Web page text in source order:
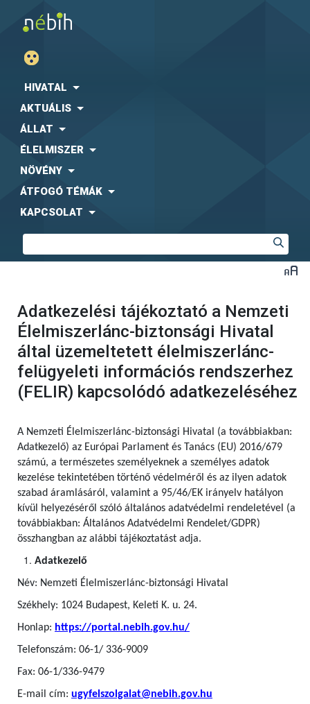
HIVATAL
AKTUÁLIS
ÁLLAT
ÉLELMISZER
NÖVÉNY
ÁTFOGÓ TÉMÁK
KAPCSOLAT
Adatkezelési tájékoztató a Nemzeti
Élelmiszerlánc-biztonsági Hivatal
által üzemeltetett élelmiszerlánc-
felügyeleti információs rendszerhez
(FELIR) kapcsolódó adatkezeléséhez
A Nemzeti Élelmiszerlánc-biztonsági Hivatal (a továbbiakban:
Adatkezelő) az Európai Parlament és Tanács (EU) 2016/679
számú, a természetes személyeknek a személyes adatok
kezelése tekintetében történő védelméről és az ilyen adatok
szabad áramlásáról, valamint a 95/46/EK irányelv hatályon
kívül helyezéséről szóló általános adatvédelmi rendeletével (a
továbbiakban: Általános Adatvédelmi Rendelet/GDPR)
összhangban az alábbi tájékoztatást adja.
Adatkezelő
Név: Nemzeti Élelmiszerlánc-biztonsági Hivatal
Székhely: 1024 Budapest, Keleti K. u. 24.
Honlap: https://portal.nebih.gov.hu/
Telefonszám: 06-1/ 336-9009
Fax: 06-1/336-9479
E-mail cím: ugyfelszolgalat@nebih.gov.hu